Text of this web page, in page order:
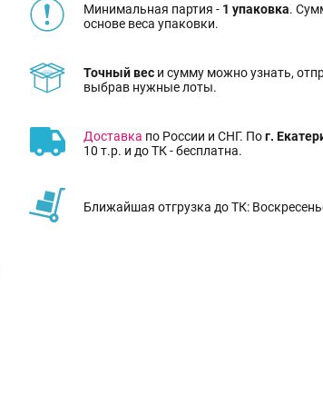
Минимальная партия - 1 упаковка.
основе веса упаковки.
Точный вес и сумму можно узнать,
выбрав нужные лоты.
Доставка по России и СНГ. Пог.
10 т.р. и до ТК - бесплатна.
Ближайшая отгрузка до ТК: